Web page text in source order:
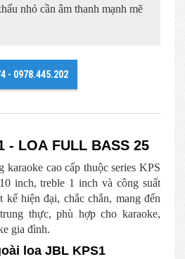
nhỏ cần âm thanh mạnh mẽ
- 0978.445.202
- LOA FULL BASS 25
karaoke cao cấp thuộc series KPS
inch, treble 1 inch và công suất
kế hiện đại, chắc chắn, mang đến
thực, phù hợp cho karaoke,
gia đình.
loa JBL KPS1